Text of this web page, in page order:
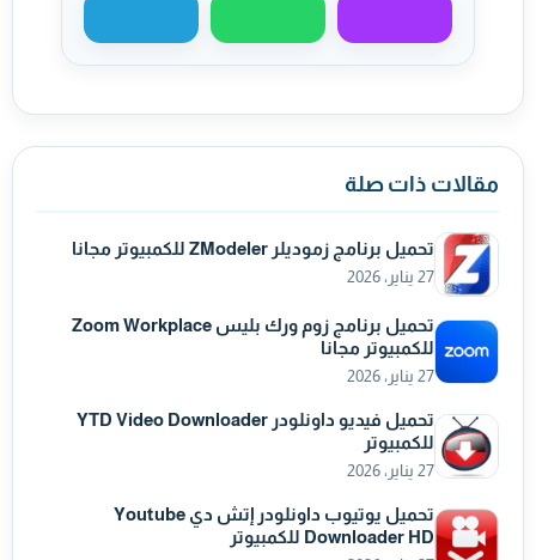
مشاركة عبر ماسنجرمشاركة عبر واتسابمشاركة عبر
مقالات ذات صلة
تحميل برنامج زموديلر ZModeler للكمبيوتر مجانا
27 يناير، 2026
تحميل برنامج زوم ورك بليس Zoom Workplace
للكمبيوتر مجانا
27 يناير، 2026
تحميل فيديو داونلودر YTD Video Downloader
للكمبيوتر
27 يناير، 2026
تحميل يوتيوب داونلودر إتش دي Youtube
Downloader HD للكمبيوتر